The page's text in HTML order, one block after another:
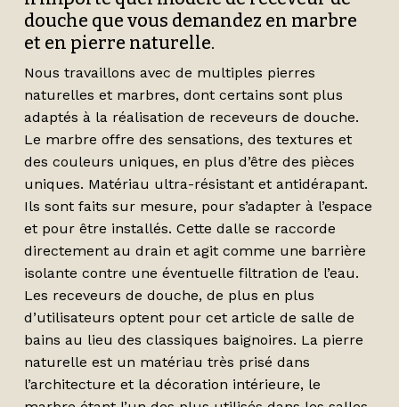
douche que vous demandez en marbre
et en pierre naturelle.
Nous travaillons avec de multiples pierres
naturelles et marbres, dont certains sont plus
adaptés à la réalisation de receveurs de douche.
Le marbre offre des sensations, des textures et
des couleurs uniques, en plus d’être des pièces
uniques. Matériau ultra-résistant et antidérapant.
Ils sont faits sur mesure, pour s’adapter à l’espace
et pour être installés. Cette dalle se raccorde
directement au drain et agit comme une barrière
isolante contre une éventuelle filtration de l’eau.
Les receveurs de douche, de plus en plus
d’utilisateurs optent pour cet article de salle de
bains au lieu des classiques baignoires. La pierre
naturelle est un matériau très prisé dans
l’architecture et la décoration intérieure, le